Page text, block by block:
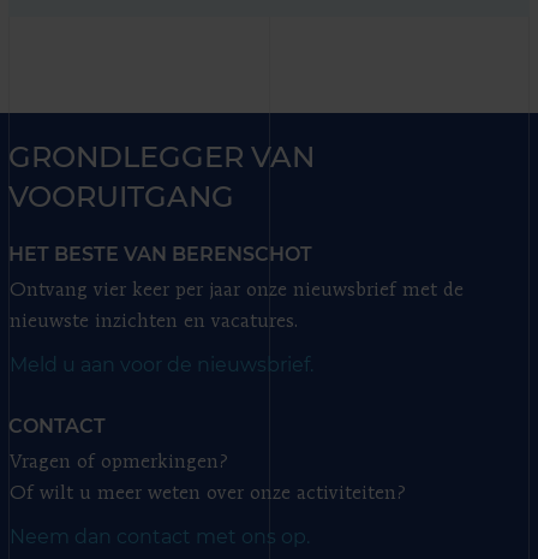
GRONDLEGGER VAN
VOORUITGANG
HET BESTE VAN BERENSCHOT
Ontvang vier keer per jaar onze nieuwsbrief met de
nieuwste inzichten en vacatures.
Meld u aan voor de nieuwsbrief.
CONTACT
Vragen of opmerkingen?
Of wilt u meer weten over onze activiteiten?
Neem dan contact met ons op.